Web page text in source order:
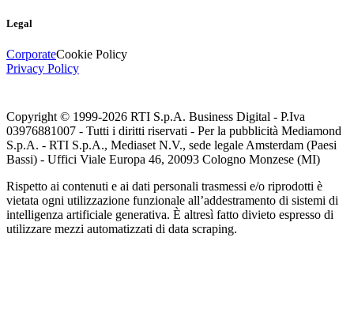
Legal
CorporateCookie Policy
Privacy Policy
Copyright © 1999-2026 RTI S.p.A. Business Digital - P.Iva
03976881007 - Tutti i diritti riservati - Per la pubblicità Mediamond
S.p.A. - RTI S.p.A., Mediaset N.V., sede legale Amsterdam (Paesi
Bassi) - Uffici Viale Europa 46, 20093 Cologno Monzese (MI)
Rispetto ai contenuti e ai dati personali trasmessi e/o riprodotti è
vietata ogni utilizzazione funzionale all’addestramento di sistemi di
intelligenza artificiale generativa. È altresì fatto divieto espresso di
utilizzare mezzi automatizzati di data scraping.